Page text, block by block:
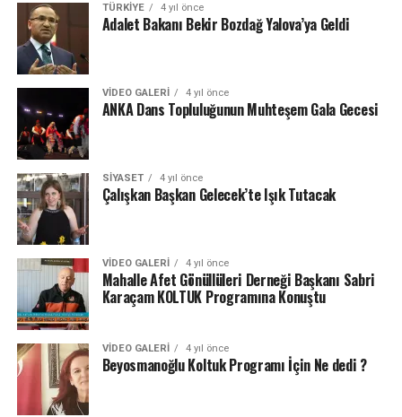
TÜRKIYE 4 yıl önce
Adalet Bakanı Bekir Bozdağ Yalova’ya Geldi
VIDEO GALERI 4 yıl önce
ANKA Dans Topluluğunun Muhteşem Gala Gecesi
SIYASET 4 yıl önce
Çalışkan Başkan Gelecek’te Işık Tutacak
VIDEO GALERI 4 yıl önce
Mahalle Afet Gönüllüleri Derneği Başkanı Sabri
Karaçam KOLTUK Programına Konuştu
VIDEO GALERI 4 yıl önce
Beyosmanoğlu Koltuk Programı İçin Ne dedi ?